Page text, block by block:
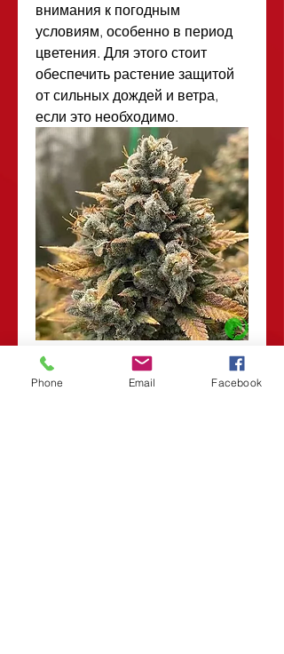
внимания к погодным
условиям, особенно в период
цветения. Для этого стоит
обеспечить растение защитой
от сильных дождей и ветра,
если это необходимо.
Phone Email Facebook